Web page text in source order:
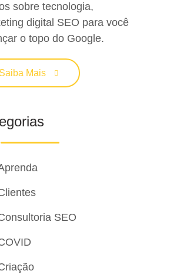
sobre tecnologia,
digital SEO para você
o topo do Google.
Saiba Mais
SEO